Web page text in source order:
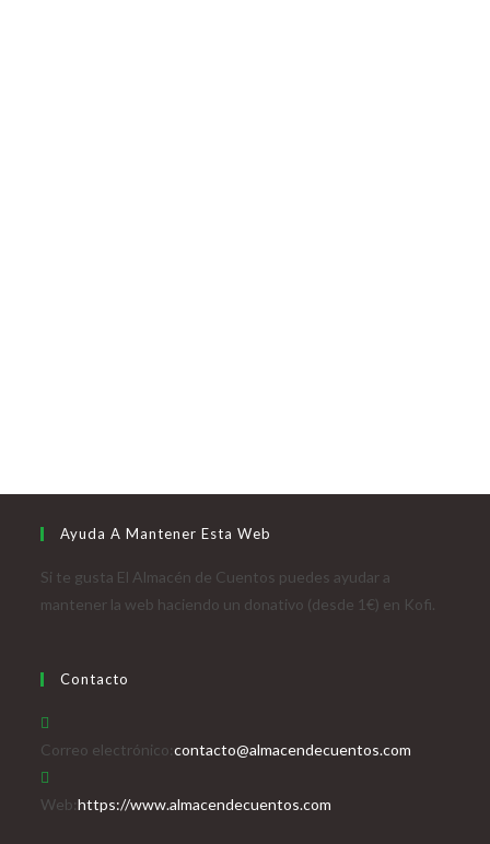
Ayuda A Mantener Esta Web
Si te gusta El Almacén de Cuentos puedes ayudar a
mantener la web haciendo un donativo (desde 1€) en Kofi.
Contacto
Correo electrónico:contacto@almacendecuentos.com
Web:https://www.almacendecuentos.com